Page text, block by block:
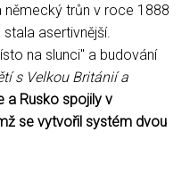
německý trůn v roce 1888
asertivnější.
na slunci" a budování
s Velkou Británií a
a Rusko spojily v
se vytvořil systém dvou